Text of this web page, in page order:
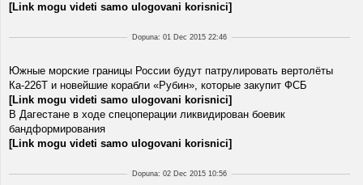
[Link mogu videti samo ulogovani korisnici]
Dopuna: 01 Dec 2015 22:46
Южные морские границы России будут патрулировать вертолёты
Ка-226Т и новейшие корабли «Рубин», которые закупит ФСБ
[Link mogu videti samo ulogovani korisnici]
В Дагестане в ходе спецоперации ликвидирован боевик
бандформирования
[Link mogu videti samo ulogovani korisnici]
Dopuna: 02 Dec 2015 10:56